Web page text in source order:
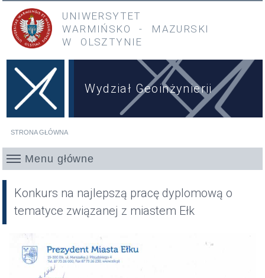
Przejdź do treści
Przejdź do menu głównego
UNIWERSYTET
WARMIŃSKO
- MAZURSKI
W OLSZTYNIE
Wydział Geoinżynierii
STRONA GŁÓWNA
Menu główne
Konkurs na najlepszą pracę dyplomową o
tematyce związanej z miastem Ełk